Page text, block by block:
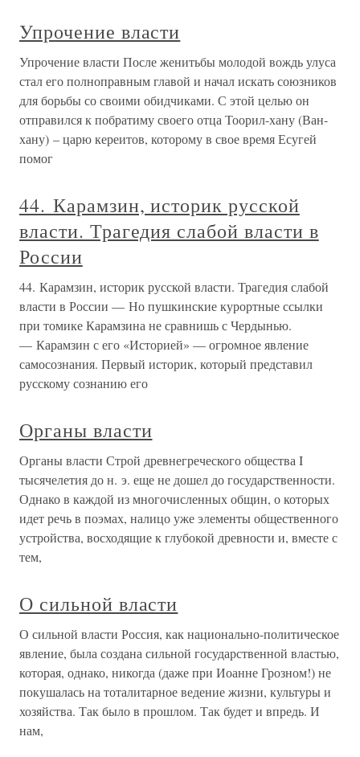
Упрочение власти
Упрочение власти После женитьбы молодой вождь улуса
стал его полноправным главой и начал искать союзников
для борьбы со своими обидчиками. С этой целью он
отправился к побратиму своего отца Тоорил-хану (Ван-
хану) – царю кереитов, которому в свое время Есугей
помог
44. Карамзин, историк русской
власти. Трагедия слабой власти в
России
44. Карамзин, историк русской власти. Трагедия слабой
власти в России — Но пушкинские курортные ссылки
при томике Карамзина не сравнишь с Чердынью.
— Карамзин с его «Историей» — огромное явление
самосознания. Первый историк, который представил
русскому сознанию его
Органы власти
Органы власти Строй древнегреческого общества I
тысячелетия до н. э. еще не дошел до государственности.
Однако в каждой из многочисленных общин, о которых
идет речь в поэмах, налицо уже элементы общественного
устройства, восходящие к глубокой древности и, вместе с
тем,
О сильной власти
О сильной власти Россия, как национально-политическое
явление, была создана сильной государственной властью,
которая, однако, никогда (даже при Иоанне Грозном!) не
покушалась на тоталитарное ведение жизни, культуры и
хозяйства. Так было в прошлом. Так будет и впредь. И
нам,